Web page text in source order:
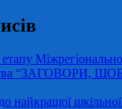
етапу
“ЗАГОВОРИ,
найкращої